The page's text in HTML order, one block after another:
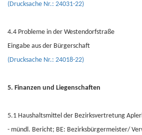
(Drucksache Nr.: 24031-22)
4.4 Probleme in der Westendorfstraße
Eingabe aus der Bürgerschaft
(Drucksache Nr.: 24018-22)
5. Finanzen und Liegenschaften
5.1 Haushaltsmittel der Bezirksvertretung
- mündl. Bericht; BE: Bezirksbürgermeister/